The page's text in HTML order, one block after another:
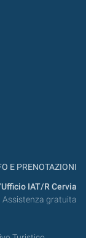
E PRENOTAZIONI
IAT/R Cervia
Assistenza gratuita